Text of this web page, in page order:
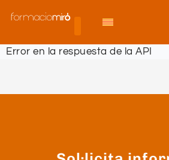
Error en la respuesta de la API